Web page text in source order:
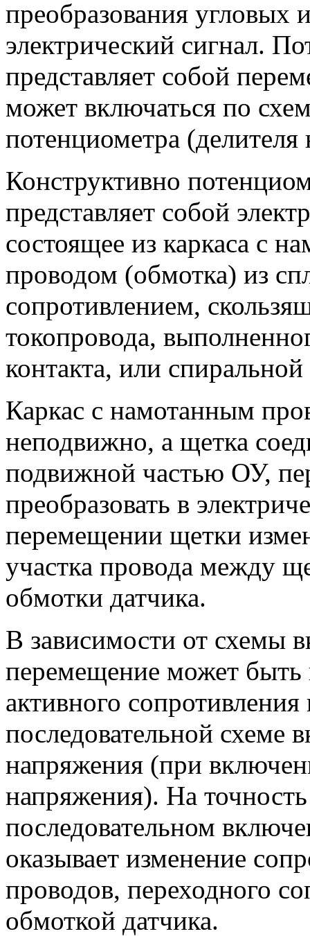
преобразования
электрический сигнал.
представляет собой
может включаться по
потенциометра
Конструктивно
представляет собой
состоящее из каркаса с
проводом (обмотка) из
сопротивлением,
токопровода,
контакта, или
Каркас с намотанным
неподвижно, а щетка
подвижной частью ОУ,
преобразовать в
перемещении щетки
участка провода между
обмотки датчика.
В зависимости от схемы
перемещение может быть
активного
последовательной схеме
напряжения (при
напряжения). На
последовательном
оказывает изменение
проводов, переходного
обмоткой датчика.